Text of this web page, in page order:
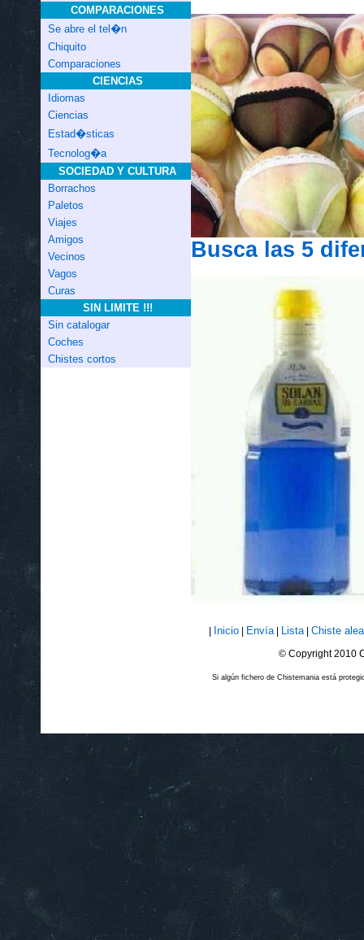
COMPARACIONES
Se abre el tel�n
Chiquito
Comparaciones
CIENCIAS
Idiomas
Ciencias
Estad�sticas
Tecnolog�a
SOCIEDAD Y CULTURA
Borrachos
Paletos
Viajes
Amigos
Vecinos
Vagos
Curas
SIN LIMITE !!!
Sin catalogar
Coches
Chistes cortos
Busca las 5
| Inicio | Envía | Lista | Chiste
© Copyright 2010
Si algún fichero de Chistemania está